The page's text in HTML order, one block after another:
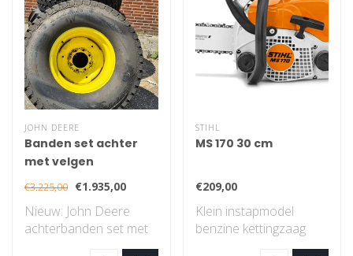
JOHN DEERE
Banden set achter
met velgen
€3.225,00 €1.935,00
Nieuw: John Deere
achterbanden set met
velgen, gazon profiel..
STIHL
MS 170 30 cm
€209,00
Klein instapmodel
benzine kettingzaag
met STIHL 2-MIX-